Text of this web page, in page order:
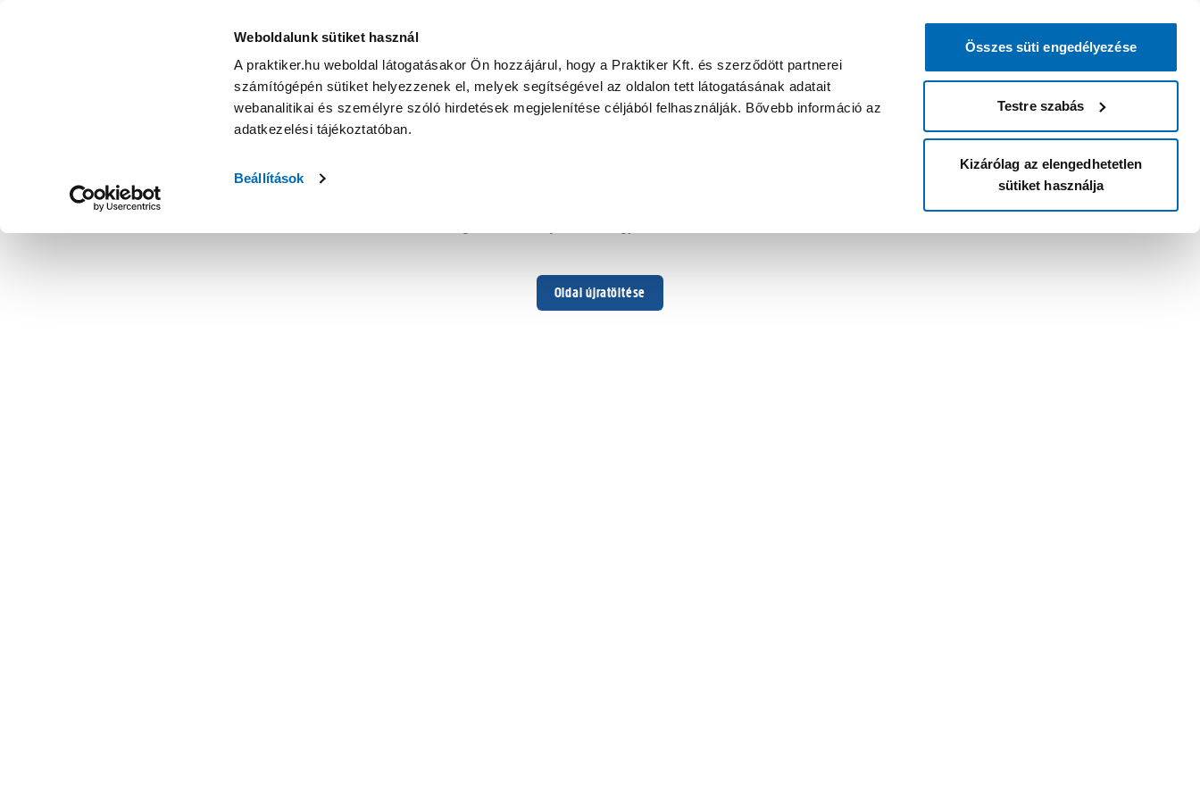
Weboldalunk sütiket használ
A praktiker.hu weboldal látogatásakor Ön hozzájárul, hogy a Praktiker Kft. és szerződött partnerei
számítógépén sütiket helyezzenek el, melyek segítségével az oldalon tett látogatásának adatait
webanalitikai és személyre szóló hirdetések megjelenítése céljából felhasználják. Bővebb információ az
adatkezelési tájékoztatóban.
Beállítások
Összes süti engedélyezése
Testre szabás
Kizárólag az elengedhetetlen
sütiket használja
Oldal újratöltése